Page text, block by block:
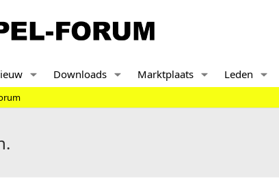
Downloads Marktplaats Leden